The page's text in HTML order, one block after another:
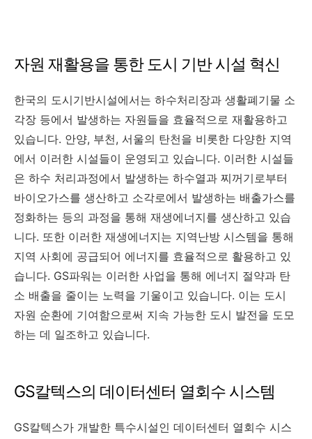
자원 재활용을 통한 도시 기반 시설 혁신
한국의 도시기반시설에서는 하수처리장과 생활폐기물 소
각장 등에서 발생하는 자원들을 효율적으로 재활용하고
있습니다. 안양, 부천, 서울의 탄천을 비롯한 다양한 지역
에서 이러한 시설들이 운영되고 있습니다. 이러한 시설들
은 하수 처리과정에서 발생하는 하수열과 찌꺼기로부터
바이오가스를 생산하고 소각로에서 발생하는 배출가스를
정화하는 등의 과정을 통해 재생에너지를 생산하고 있습
니다. 또한 이러한 재생에너지는 지역난방 시스템을 통해
지역 사회에 공급되어 에너지를 효율적으로 활용하고 있
습니다. GS파워는 이러한 사업을 통해 에너지 절약과 탄
소 배출을 줄이는 노력을 기울이고 있습니다. 이는 도시
자원 순환에 기여함으로써 지속 가능한 도시 발전을 도모
하는 데 일조하고 있습니다.
GS칼텍스의 데이터센터 열회수 시스템
GS칼텍스가 개발한 특수시설인 데이터센터 열회수 시스